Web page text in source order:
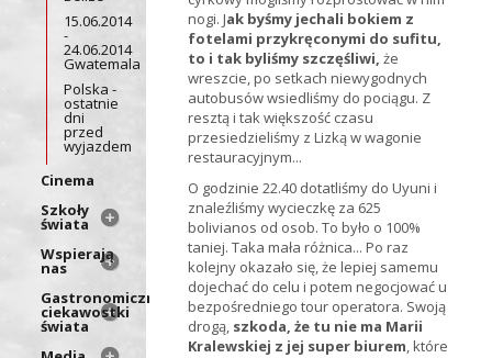
15.06.2014
-
24.06.2014
Gwatemala
Polska -
ostatnie
dni
przed
wyjazdem
Cinema
Szkoły
świata
Wspierają
nas
Gastronomiczne
ciekawostki
świata
nogi. Jak byśmy jechali bokiem z
fotelami przykręconymi do sufitu,
to i tak byliśmy szczęśliwi, że
wreszcie, po setkach niewygodnych
autobusów wsiedliśmy do pociągu. Z
resztą i tak większość czasu
przesiedzieliśmy z Lizką w wagonie
restauracyjnym...
O godzinie 22.40 dotatliśmy do Uyuni i
znaleźliśmy wycieczkę za 625
bolivianos od osob. To było o 100%
taniej. Taka mała różnica... Po raz
kolejny okazało się, że lepiej samemu
dojechać do celu i potem negocjować u
bezpośredniego tour operatora. Swoją
drogą, szkoda, że tu nie ma Marii
Kralewskiej z jej super biurem, które